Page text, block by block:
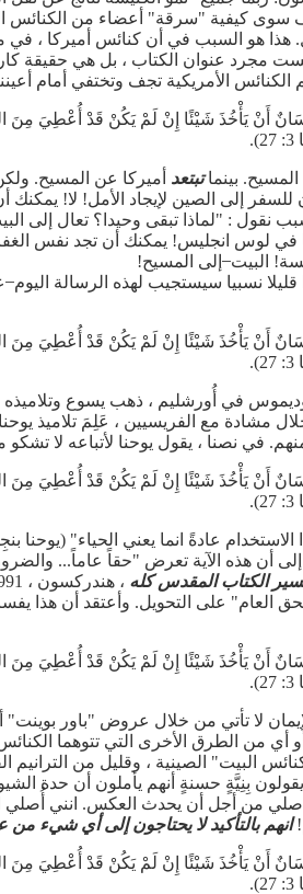
سوى كيفية "سرقة" أعضاء من الكنائس
هذا هو السبب في أن كنائس أميركا ،
مجرد عنوان الكتاب ، بل هي حقيقة
الأمريكية تجف وتختفي أمام
أَنْ يَأْخُذَ شَيْئًا إِنْ لَمْ يَكُنْ قَدْ أُعْطِيَ مِنَ
المسيح. بينماتبتعد أميركا عن المسيح.
إلى الصين لإيجاد الأمل! لا!
نقول : "لماذا تبقى وحيدا؟ تعال إلى
في لوس انجليس! يمكنك أن تجد نفس
البيت ̶ إلى المسيح!
قليلا نسبيا سيستجيب لهذه الرسالة
أَنْ يَأْخُذَ شَيْئًا إِنْ لَمْ يَكُنْ قَدْ أُعْطِيَ مِنَ
في أُورشليم ، ذهب يسوع
مشادة مع الفريسيين ، عَلِمَ تلاميذ يوحنا
في نصنا ، يقول يوحنا لأتباعه
أَنْ يَأْخُذَ شَيْئًا إِنْ لَمْ يَكُنْ قَدْ أُعْطِيَ مِنَ
عادةً انما يعني الحياء" (يوحنا
أن هذه الآية تعرض "حقاً عاماً...
الكتاب المقدس كله ، هندركسون ، 1991 إعادة طبع ، المجلد 5 ، ص 720).
العام" على التحويل. وأعتقد أن هذا
أَنْ يَأْخُذَ شَيْئًا إِنْ لَمْ يَكُنْ قَدْ أُعْطِيَ مِنَ
لا تأتي من خلال عروض "باور بوينت"
أو أي من الطرق الأخرى التي تتوهما
بِنِيَّةٍ حسنةٍ أنهم يأملون أن حدة
من أجل أن يحدث العكس. انني أُصلي
انهم بالتأكيد لا يحتاجون إلى أي شيء من
أَنْ يَأْخُذَ شَيْئًا إِنْ لَمْ يَكُنْ قَدْ أُعْطِيَ مِنَ